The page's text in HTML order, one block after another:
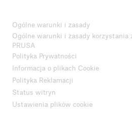
Ogólne warunki i zasady
Ogólne warunki i zasady
PRUSA
Polityka Prywatności
Informacja o plikach Cookie
Polityka Reklamacji
Status witryn
Ustawienia plików cookie